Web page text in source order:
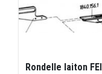
Rondelle laiton